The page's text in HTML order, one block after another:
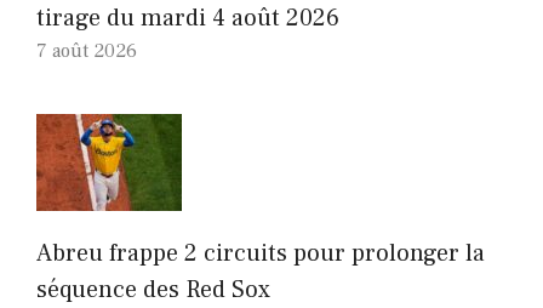
tirage du mardi 4 août 2026
7 août 2026
Abreu frappe 2 circuits pour prolonger la
séquence des Red Sox